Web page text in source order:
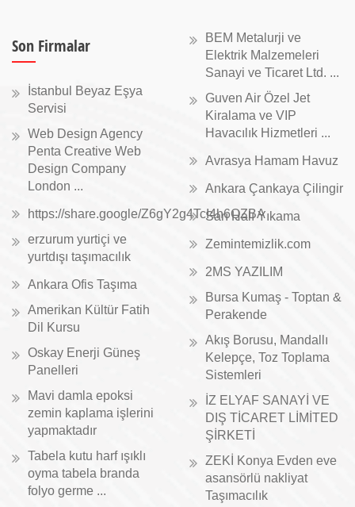
Son Firmalar
İstanbul Beyaz Eşya
Servisi
Web Design Agency
Penta Creative Web
Design Company
London ...
https://share.google/Z6gY2g4TcI4h6QZBA
erzurum yurtiçi ve
yurtdışı taşımacılık
Ankara Ofis Taşıma
Amerikan Kültür Fatih
Dil Kursu
Oskay Enerji Güneş
Panelleri
Mavi damla epoksi
zemin kaplama işlerini
yapmaktadır
Tabela kutu harf ışıklı
oyma tabela branda
folyo germe ...
BEM Metalurji ve
Elektrik Malzemeleri
Sanayi ve Ticaret Ltd. ...
Guven Air Özel Jet
Kiralama ve VIP
Havacılık Hizmetleri ...
Avrasya Hamam Havuz
Ankara Çankaya Çilingir
Sarı Halı Yıkama
Zemintemizlik.com
2MS YAZILIM
Bursa Kumaş - Toptan &
Perakende
Akış Borusu, Mandallı
Kelepçe, Toz Toplama
Sistemleri
İZ ELYAF SANAYİ VE
DIŞ TİCARET LİMİTED
ŞİRKETİ
ZEKİ Konya Evden eve
asansörlü nakliyat
Taşımacılık